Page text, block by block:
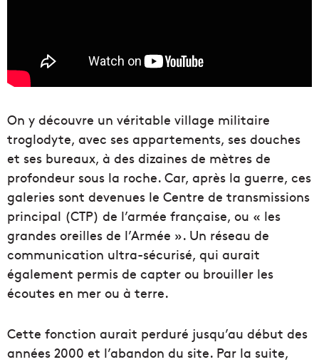
On y découvre un véritable village militaire
troglodyte, avec ses appartements, ses douches
et ses bureaux, à des dizaines de mètres de
profondeur sous la roche. Car, après la guerre, ces
galeries sont devenues le Centre de transmissions
principal (CTP) de l’armée française, ou « les
grandes oreilles de l’Armée ». Un réseau de
communication ultra-sécurisé, qui aurait
également permis de capter ou brouiller les
écoutes en mer ou à terre.
Cette fonction aurait perduré jusqu’au début des
années 2000 et l’abandon du site. Par la suite,